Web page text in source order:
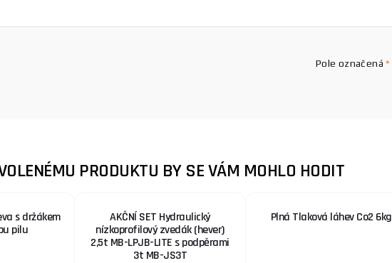
Pole označená*
PRODUKTU BY SE VÁM MOHLO HODIT
s držákem
pilu
AKČNÍ SET Hydraulický
nízkoprofilový zvedák (hever)
2,5t MB-LPJB-LITE s podpěrami
3t MB-JS3T
Plná Tlaková láhev Co2 6kg